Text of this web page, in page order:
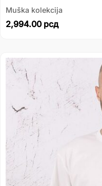
Muška kolekcija
2,994.00 рсд